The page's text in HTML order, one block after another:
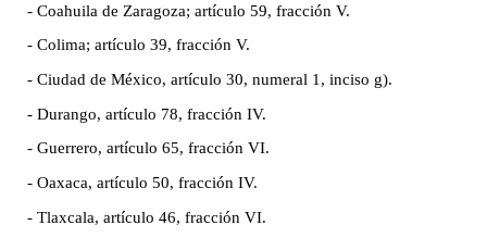
- Coahuila de Zaragoza; artículo 59, fracción V.
- Colima; artículo 39, fracción V.
- Ciudad de México, artículo 30, numeral 1, inciso g).
- Durango, artículo 78, fracción IV.
- Guerrero, artículo 65, fracción VI.
- Oaxaca, artículo 50, fracción IV.
- Tlaxcala, artículo 46, fracción VI.